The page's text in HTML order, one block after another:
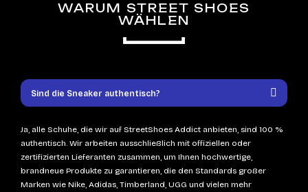
WARUM STREET SHOES
WÄHLEN
Sind die Sneaker authentisch?
Ja, alle Schuhe, die wir auf StreetShoes Addict anbieten, sind 100 %
authentisch. Wir arbeiten ausschließlich mit offiziellen oder
zertifizierten Lieferanten zusammen, um Ihnen hochwertige,
brandneue Produkte zu garantieren, die den Standards großer
Marken wie Nike, Adidas, Timberland, UGG und vielen mehr